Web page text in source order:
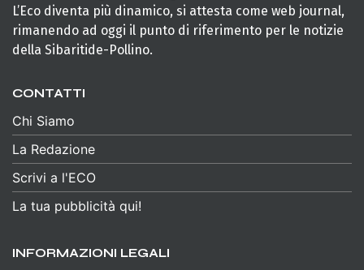
L’Eco diventa più dinamico, si attesta come web journal,
rimanendo ad oggi il punto di riferimento per le notizie
della Sibaritide-Pollino.
CONTATTI
Chi Siamo
La Redazione
Scrivi a l'ECO
La tua pubblicità qui!
INFORMAZIONI LEGALI